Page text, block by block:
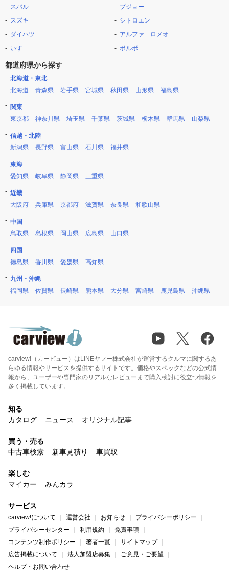
スバル
スズキ
ダイハツ
いすゞ
プジョー
シトロエン
アルファ ロメオ
ボルボ
都道府県から探す
北海道・東北
北海道
青森県 岩手県 宮城県 秋田県 山形県 福島県
関東
東京都
神奈川県 埼玉県 千葉県 茨城県 栃木県 群馬県 山梨県
信越・北陸
新潟県
長野県 富山県 石川県 福井県
東海
愛知県
岐阜県 静岡県 三重県
近畿
大阪府
兵庫県 京都府 滋賀県 奈良県 和歌山県
中国
鳥取県
島根県 岡山県 広島県 山口県
四国
徳島県
香川県 愛媛県 高知県
九州・沖縄
福岡県
佐賀県 長崎県 熊本県 大分県 宮崎県 鹿児島県 沖縄県
carview!（カービュー）はLINEヤフー株式会社が運営するクルマに関するあ
らゆる情報やサービスを提供するサイトです。価格やスペックなどの公式情
報から、ユーザーや専門家のリアルなレビューまで購入検討に役立つ情報を
多く掲載しています。
知る
カタログ
ニュース オリジナル記事
買う・売る
中古車検索
新車見積り 車買取
楽しむ
マイカー
みんカラ
サービス
carview!について 運営会社 お知らせ
プライバシーポリシー
プライバシーセンター
利用規約
免責事項
コンテンツ制作ポリシー
著者一覧
サイトマップ
広告掲載について
法人加盟店募集
ご意見・ご要望
ヘルプ・お問い合わせ